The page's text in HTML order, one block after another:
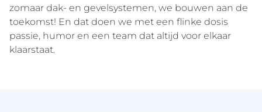
zomaar dak- en gevelsystemen, we bouwen aan de
toekomst! En dat doen we met een flinke dosis
passie, humor en een team dat altijd voor elkaar
klaarstaat.